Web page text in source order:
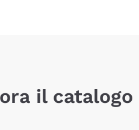
il catalogo